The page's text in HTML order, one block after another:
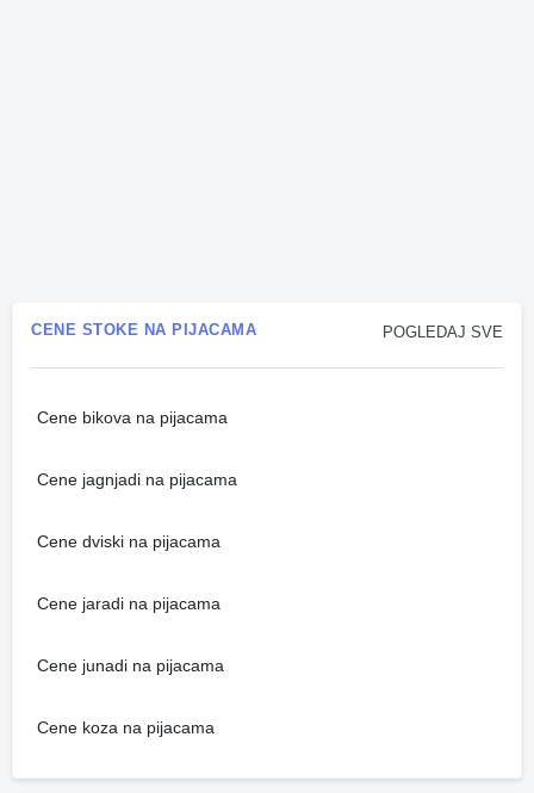
POGLEDAJ SVE
CENE STOKE NA PIJACAMA
Cene bikova na pijacama
Cene jagnjadi na pijacama
Cene dviski na pijacama
Cene jaradi na pijacama
Cene junadi na pijacama
Cene koza na pijacama